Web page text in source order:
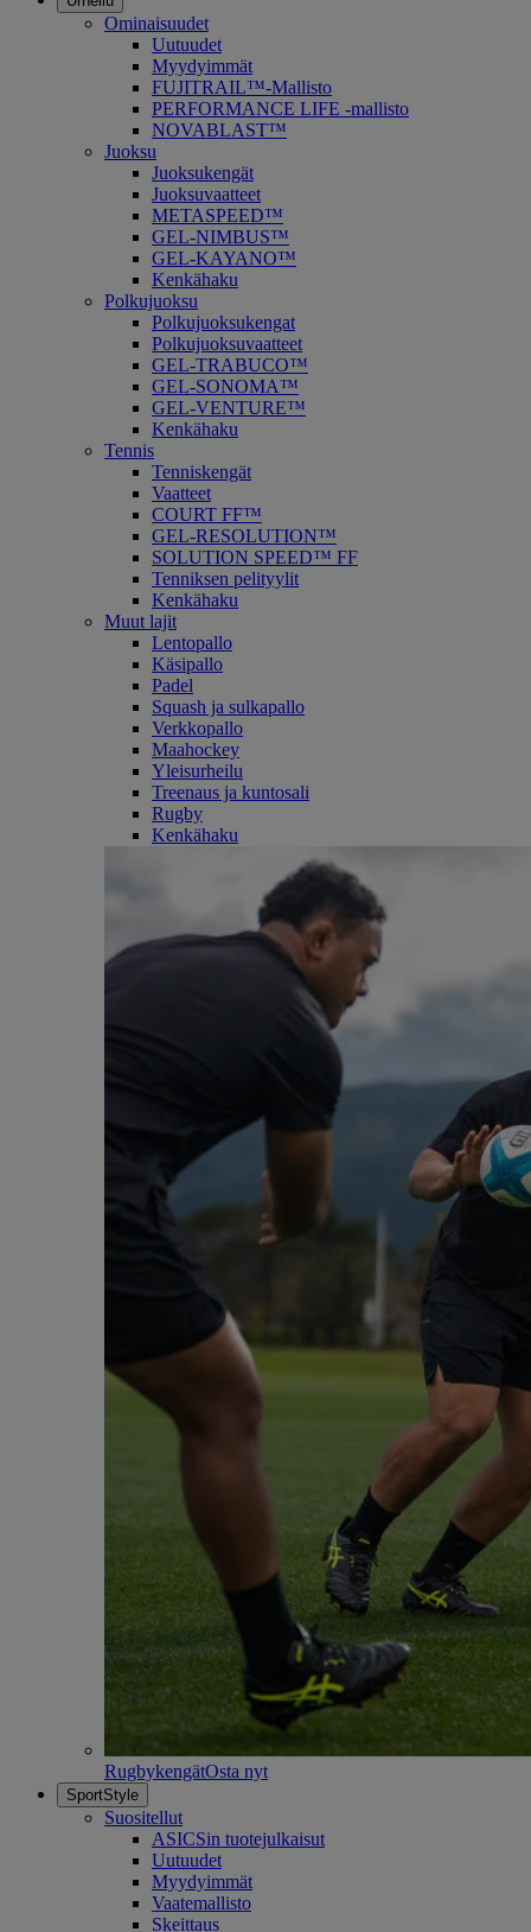
Ominaisuudet
Uutuudet
Myydyimmät
FUJITRAIL™-Mallisto
PERFORMANCE LIFE -mallisto
NOVABLAST™
Juoksu
Juoksukengät
Juoksuvaatteet
METASPEED™
GEL-NIMBUS™
GEL-KAYANO™
Kenkähaku
Polkujuoksu
Polkujuoksukengat
Polkujuoksuvaatteet
GEL-TRABUCO™
GEL-SONOMA™
GEL-VENTURE™
Kenkähaku
Tennis
Tenniskengät
Vaatteet
COURT FF™
GEL-RESOLUTION™
SOLUTION SPEED™ FF
Tenniksen pelityylit
Kenkähaku
Muut lajit
Lentopallo
Käsipallo
Padel
Squash ja sulkapallo
Verkkopallo
Maahockey
Yleisurheilu
Treenaus ja kuntosali
Rugby
Kenkähaku
RugbykengätOsta nyt
SportStyle
Suositellut
ASICSin tuotejulkaisut
Uutuudet
Myydyimmät
Vaatemallisto
Skeittaus